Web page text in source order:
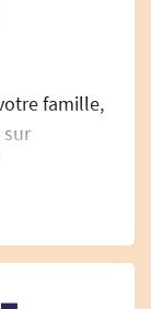
famille,
sur
en plastique